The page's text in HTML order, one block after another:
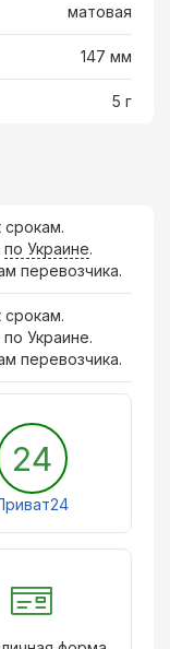
матовая
147 мм
5 г
срокам.
по Украине.
перевозчика.
срокам.
Украине.
перевозчика.
24